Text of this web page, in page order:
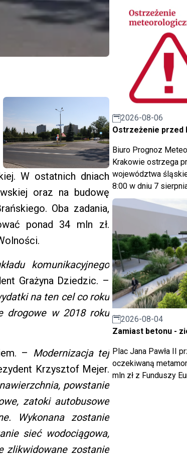
W ostatnich dniach
oraz na budowę
Oba zadania,
ponad 34 mln zł.
komunikacyjnego
Grażyna Dziedzic. –
na ten cel co roku
drogowe w 2018 roku
– Modernizacja tej
Krzysztof Mejer.
powstanie
zatoki autobusowe
Wykonana zostanie
sieć wodociągowa,
zlikwidowane zostanie
2026-08-06
Ostrzeżenie przed
Biuro Prognoz
Krakowie ostrzega
województwa
8:00 w dniu 7
2026-08-04
Zamiast betonu -
Plac Jana Pawła II
oczekiwaną
mln zł z Funduszy